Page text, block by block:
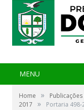
MENU
Home »
2017
» Portaria 498-